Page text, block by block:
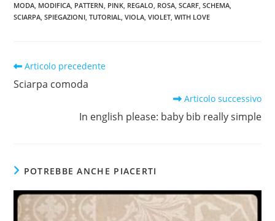
MODA MODIFICA PATTERN PINK REGALO ROSA SCARF SCHEMA
SCIARPA SPIEGAZIONI TUTORIAL VIOLA VIOLET WITH LOVE
Leggi
articoli
Articolo precedente
Sciarpa comoda
Articolo successivo
In english please: baby bib really simple
POTREBBE ANCHE PIACERTI